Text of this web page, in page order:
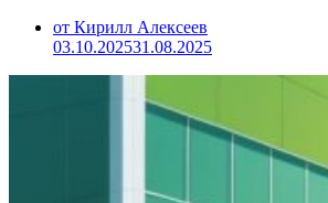
от Кирилл Алексеев
03.10.202531.08.2025